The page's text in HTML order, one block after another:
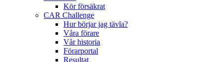
Kör försäkrat
CAR Challenge
Hur börjar jag tävla?
Våra förare
Vår historia
Förarportal
Resultat